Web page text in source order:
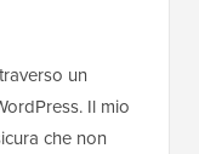
un
Il mio
che non